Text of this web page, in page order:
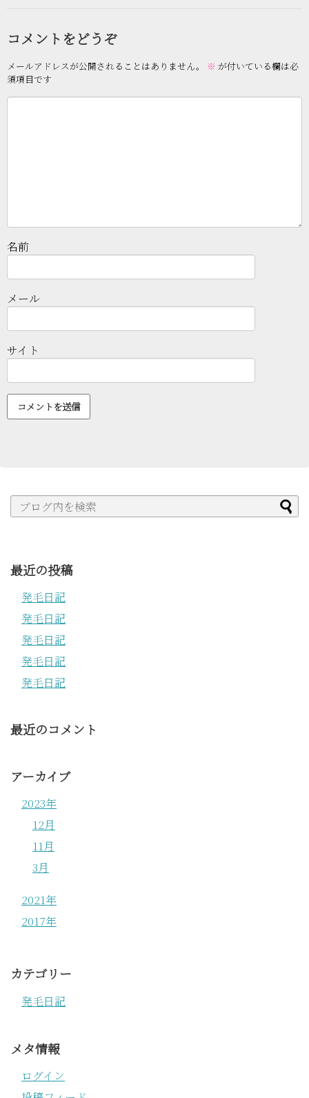
コメントをどうぞ
メールアドレスが公開されることはありません。 ※ が付いている欄は必
須項目です
名前
メール
サイト
最近の投稿
発毛日記
発毛日記
発毛日記
発毛日記
発毛日記
最近のコメント
アーカイブ
2023年
12月
11月
3月
2021年
2017年
カテゴリー
発毛日記
メタ情報
ログイン